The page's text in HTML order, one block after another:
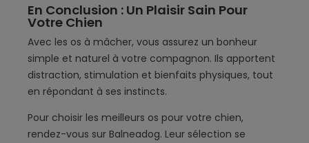
En Conclusion : Un Plaisir Sain Pour
Votre Chien
Avec les os à mâcher, vous assurez un bonheur
simple et naturel à votre compagnon. Ils apportent
distraction, stimulation et bienfaits physiques, tout
en répondant à ses instincts.
Pour choisir les meilleurs os pour votre chien,
rendez-vous sur Balneadog. Leur sélection se